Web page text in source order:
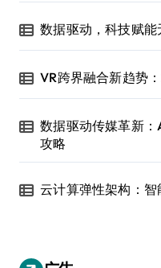
数据驱动，科技赋
VR跨界融合新趋势
数据驱动传媒革新
攻略
云计算弹性架构：